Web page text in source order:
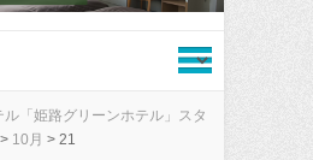
「姫路グリーンホテル」スタ
> 10月 > 21